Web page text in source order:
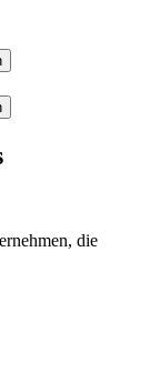
die